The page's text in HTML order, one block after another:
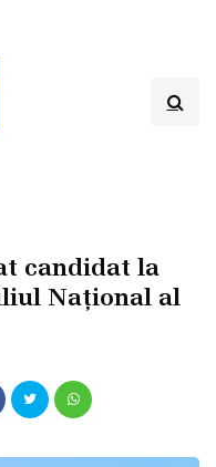
candidat la
Național al